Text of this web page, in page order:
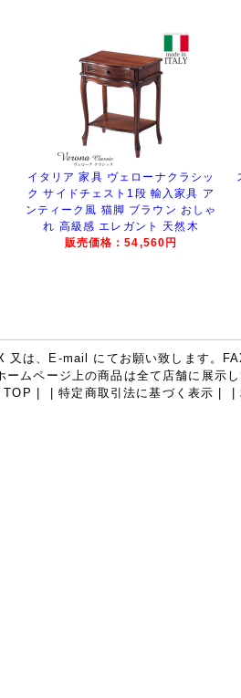
イタリア 家具 ヴェローナクラシッ
ク サイドチェスト1段 輸入家具 ア
ンティーク風 猫脚 ブラウン おしゃ
れ 高級感 エレガント 天然木
販売価格：54,560円
又は、E-mail にてお願い致します。
ームページ上の商品は全て店舗に展示
|TOP |特定商取引法に基づく表示 |